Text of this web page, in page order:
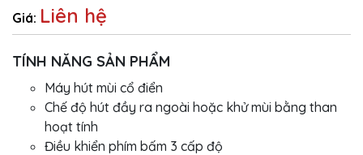
Giá: Liên hệ
TÍNH NĂNG SẢN PHẨM
Máy hút mùi cổ điển
Chế độ hút đầy ra ngoài hoặc khử mùi bằng than
hoạt tính
Điều khiển phím bấm 3 cấp độ